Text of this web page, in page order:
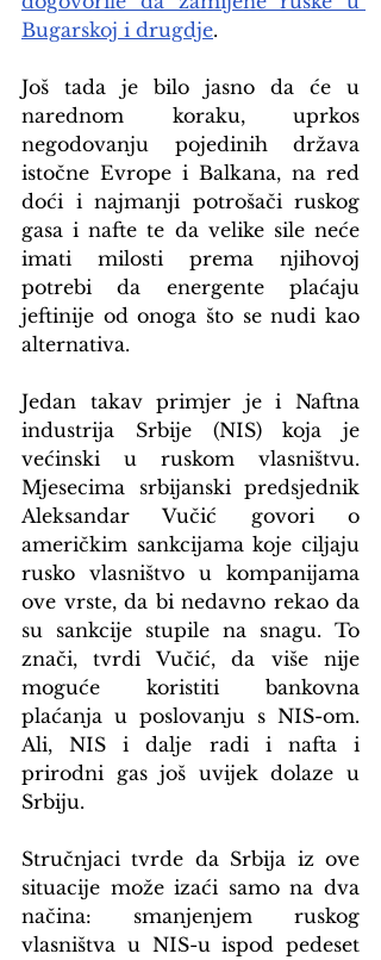
Bugarskoj i drugdje.
Još tada je bilo jasno da će u
narednom koraku, uprkos
negodovanju pojedinih država
istočne Evrope i Balkana, na red
doći i najmanji potrošači ruskog
gasa i nafte te da velike sile neće
imati milosti prema njihovoj
potrebi da energente plaćaju
jeftinije od onoga što se nudi kao
alternativa.
Jedan takav primjer je i Naftna
industrija Srbije (NIS) koja je
većinski u ruskom vlasništvu.
Mjesecima srbijanski predsjednik
Aleksandar Vučić govori o
američkim sankcijama koje ciljaju
rusko vlasništvo u kompanijama
ove vrste, da bi nedavno rekao da
su sankcije stupile na snagu. To
znači, tvrdi Vučić, da više nije
moguće koristiti bankovna
plaćanja u poslovanju s NIS-om.
Ali, NIS i dalje radi i nafta i
prirodni gas još uvijek dolaze u
Srbiju.
Stručnjaci tvrde da Srbija iz ove
situacije može izaći samo na dva
načina: smanjenjem ruskog
vlasništva u NIS-u ispod pedeset